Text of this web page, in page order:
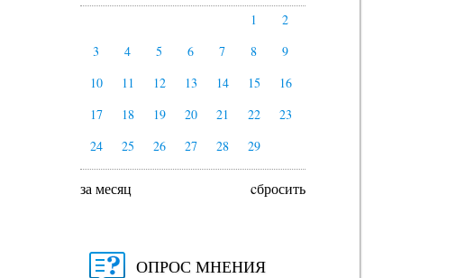
1
2
3
4 5 6 7 8
9
10
11 12 13 14 15
16
17
18 19 20 21 22
23
24
25 26 27 28 29
за месяц cбросить
ОПРОС МНЕНИЯ